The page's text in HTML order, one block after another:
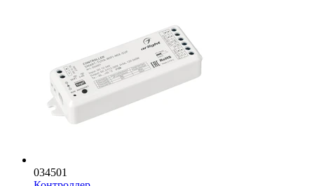
034501